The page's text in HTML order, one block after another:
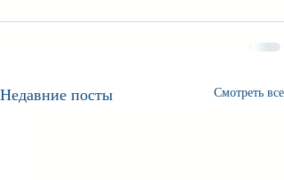
Недавние посты Смотреть все